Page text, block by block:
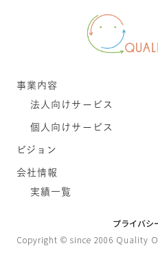
プライバシ
Copyright © since 2006 Quality
事業内容
法人向けサービス
個人向けサービス
ビジョン
会社情報
実績一覧